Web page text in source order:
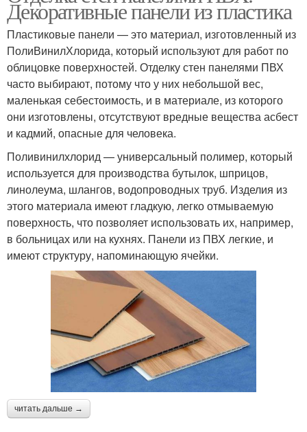
Декоративные панели из пластика
Пластиковые панели — это материал, изготовленный из
ПолиВинилХлорида, который используют для работ по
облицовке поверхностей. Отделку стен панелями ПВХ
часто выбирают, потому что у них небольшой вес,
маленькая себестоимость, и в материале, из которого
они изготовлены, отсутствуют вредные вещества асбест
и кадмий, опасные для человека.
Поливинилхлорид — универсальный полимер, который
используется для производства бутылок, шприцов,
линолеума, шлангов, водопроводных труб. Изделия из
этого материала имеют гладкую, легко отмываемую
поверхность, что позволяет использовать их, например,
в больницах или на кухнях. Панели из ПВХ легкие, и
имеют структуру, напоминающую ячейки.
читать дальше →